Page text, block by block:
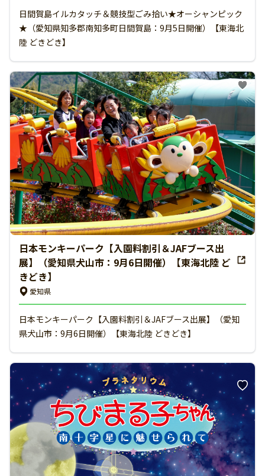
日間賀島イルカタッチ＆競技型ごみ拾い★オーシャンピック
★（愛知県知多郡南知多町日間賀島：9月5日開催）【東海北
陸 どきどき】
日本モンキーパーク【入園料割引＆JAFブース出
展】（愛知県犬山市：9月6日開催）【東海北陸 ど
きどき】
愛知県
日本モンキーパーク【入園料割引＆JAFブース出展】（愛知
県犬山市：9月6日開催）【東海北陸 どきどき】